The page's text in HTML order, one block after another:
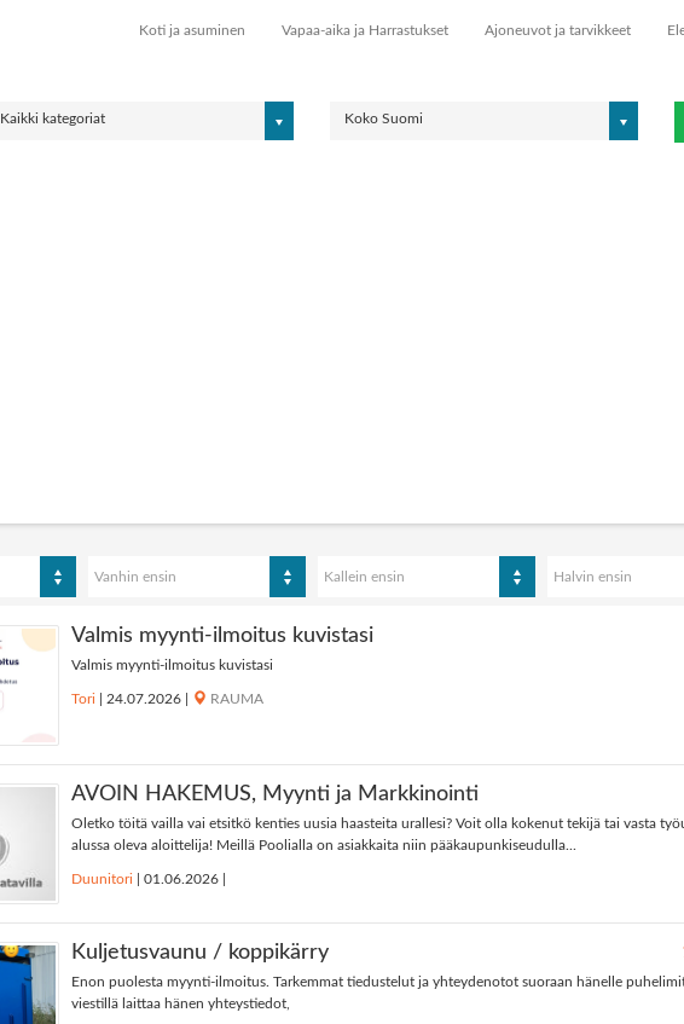
Koti ja asuminen Vapaa-aika ja Harrastukset Ajoneuvot ja tarvikkeet
Kaikki kategoriat Koko Suomi
Vanhin ensin Kallein ensin Halvin ensin
Valmis myynti-ilmoitus kuvistasi
Valmis myynti-ilmoitus kuvistasi
Tori 24.07.2026 RAUMA
AVOIN HAKEMUS, Myynti ja Markkinointi
Oletko töitä vailla vai etsitkö kenties uusia haasteita urallesi? Voit olla kokenut tekijä tai vasta
alussa oleva aloittelija! Meillä Poolialla on asiakkaita niin pääkaupunkiseudulla...
Duunitori 01.06.2026
Kuljetusvaunu / koppikärry
Enon puolesta myynti-ilmoitus. Tarkemmat tiedustelut ja yhteydenotot suoraan hänelle
viestillä laittaa hänen yhteystiedot,